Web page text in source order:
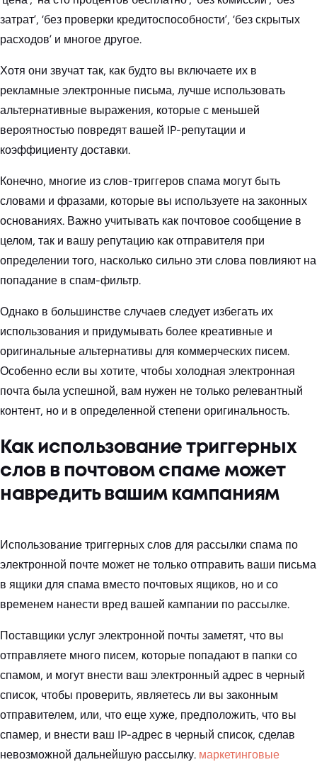
затрат’, ‘без проверки кредитоспособности’, ‘без скрытых
расходов’ и многое другое.
Хотя они звучат так, как будто вы включаете их в
рекламные электронные письма, лучше использовать
альтернативные выражения, которые с меньшей
вероятностью повредят вашей IP-репутации и
коэффициенту доставки.
Конечно, многие из слов-триггеров спама могут быть
словами и фразами, которые вы используете на законных
основаниях. Важно учитывать как почтовое сообщение в
целом, так и вашу репутацию как отправителя при
определении того, насколько сильно эти слова повлияют на
попадание в спам-фильтр.
Однако в большинстве случаев следует избегать их
использования и придумывать более креативные и
оригинальные альтернативы для коммерческих писем.
Особенно если вы хотите, чтобы холодная электронная
почта была успешной, вам нужен не только релевантный
контент, но и в определенной степени оригинальность.
Как использование триггерных
слов в почтовом спаме может
навредить вашим кампаниям
Использование триггерных слов для рассылки спама по
электронной почте может не только отправить ваши письма
в ящики для спама вместо почтовых ящиков, но и со
временем нанести вред вашей кампании по рассылке.
Поставщики услуг электронной почты заметят, что вы
отправляете много писем, которые попадают в папки со
спамом, и могут внести ваш электронный адрес в черный
список, чтобы проверить, являетесь ли вы законным
отправителем, или, что еще хуже, предположить, что вы
спамер, и внести ваш IP-адрес в черный список, сделав
невозможной дальнейшую рассылку. маркетинговые